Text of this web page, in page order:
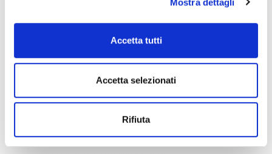
Accetta tutti
Accetta selezionati
Rifiuta
MIELE